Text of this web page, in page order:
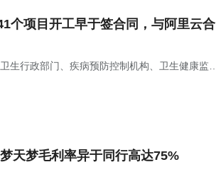
个项目开工早于签合同，与阿里云合
生行政部门、疾病预防控制机构、卫生健康监督
天梦毛利率异于同行高达75%